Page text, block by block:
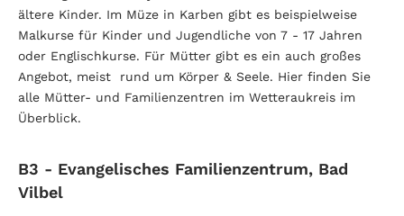
ältere Kinder. Im Müze in Karben gibt es beispielweise
Malkurse für Kinder und Jugendliche von 7 - 17 Jahren
oder Englischkurse. Für Mütter gibt es ein auch großes
Angebot, meist rund um Körper & Seele. Hier finden Sie
alle Mütter- und Familienzentren im Wetteraukreis im
Überblick.
B3 - Evangelisches Familienzentrum, Bad
Vilbel